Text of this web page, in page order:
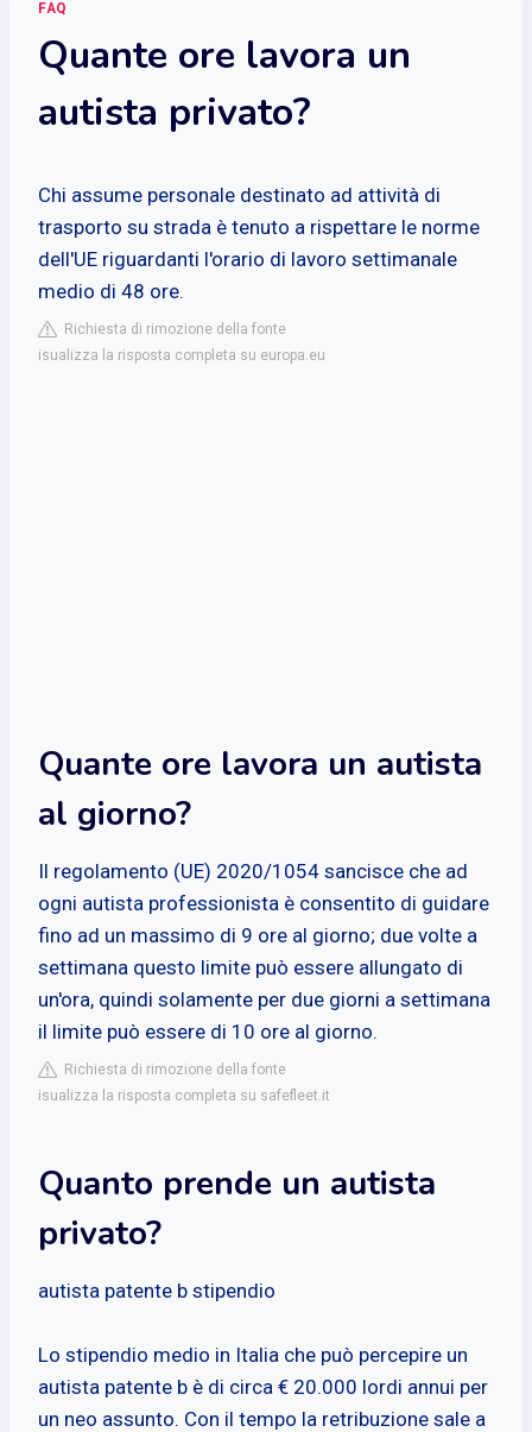
FAQ
Quante ore lavora un
autista privato?
Chi assume personale destinato ad attività di
trasporto su strada è tenuto a rispettare le norme
dell'UE riguardanti l'orario di lavoro settimanale
medio di 48 ore.
Richiesta di rimozione della fonte
isualizza la risposta completa su europa.eu
Quante ore lavora un autista
al giorno?
Il regolamento (UE) 2020/1054 sancisce che ad
ogni autista professionista è consentito di guidare
fino ad un massimo di 9 ore al giorno; due volte a
settimana questo limite può essere allungato di
un'ora, quindi solamente per due giorni a settimana
il limite può essere di 10 ore al giorno.
Richiesta di rimozione della fonte
isualizza la risposta completa su safefleet.it
Quanto prende un autista
privato?
autista patente b stipendio
Lo stipendio medio in Italia che può percepire un
autista patente b è di circa € 20.000 lordi annui per
un neo assunto. Con il tempo la retribuzione sale a